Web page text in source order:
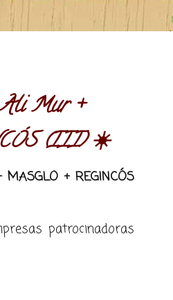
Mur +
(III) ☀️
+ REGINCÓS
patrocinadoras